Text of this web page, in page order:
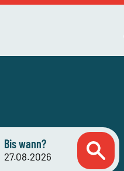
Bis wann?